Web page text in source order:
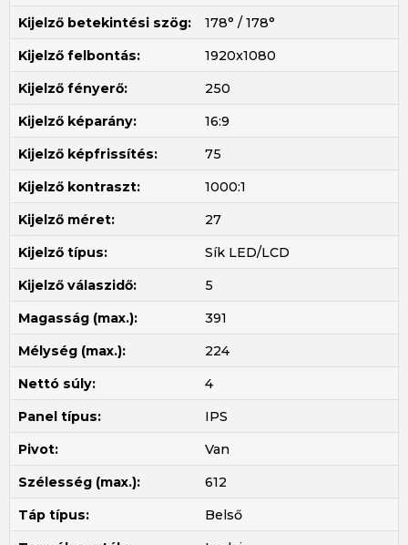
Kijelző betekintési szög:
178° / 178°
Kijelző felbontás:
1920x1080
Kijelző fényerő:
250
Kijelző képarány:
16:9
Kijelző képfrissítés:
75
Kijelző kontraszt:
1000:1
Kijelző méret:
27
Kijelző típus:
Sík LED/LCD
Kijelző válaszidő:
5
Magasság (max.):
391
Mélység (max.):
224
Nettó súly:
4
Panel típus:
IPS
Pivot:
Van
Szélesség (max.):
612
Táp típus:
Belső